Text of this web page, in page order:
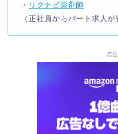
・ リクナビ薬剤師
（正社員からパート求人が
広告